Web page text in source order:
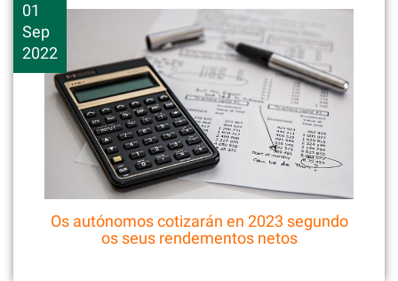
01
Sep
2022
Os autónomos cotizarán en 2023 segundo
os seus rendementos netos